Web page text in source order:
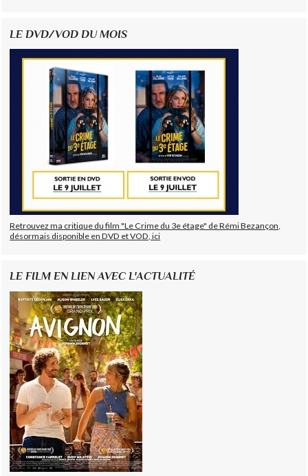
LE DVD/VOD DU MOIS
Retrouvez ma critique du film "Le Crime du 3e étage" de Rémi Bezançon,
désormais disponible en DVD et VOD, ici
LE FILM EN LIEN AVEC L'ACTUALITÉ